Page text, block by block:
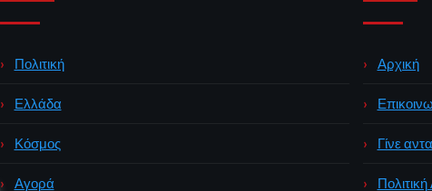
Πολιτική
Ελλάδα
Κόσμος
Αγορά
Αρχική
Γίνε